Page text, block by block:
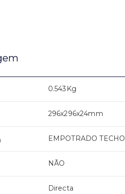
0.543Kg
296x296x24mm
EMPOTRADO TECHO
NÃO
Directa